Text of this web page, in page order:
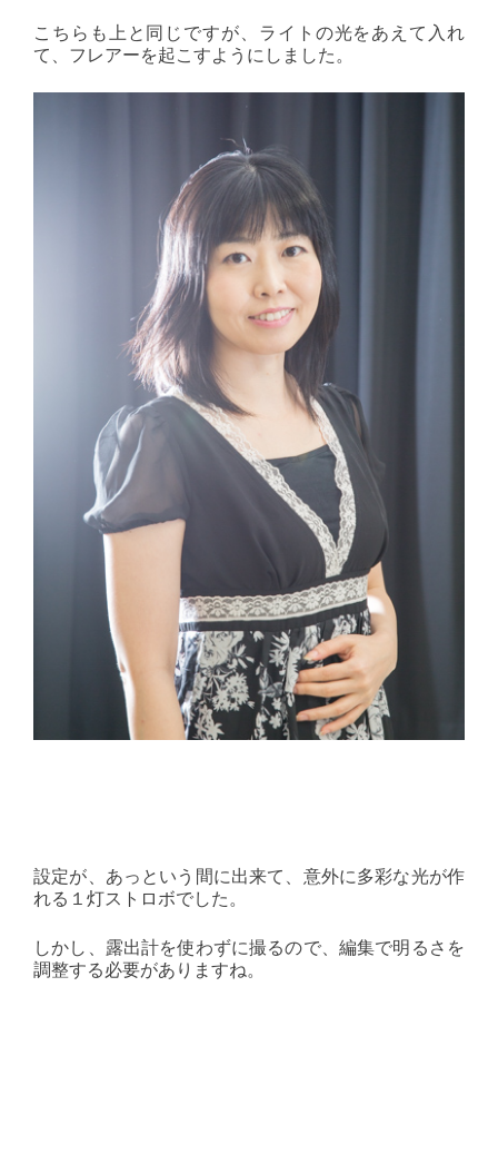
こちらも上と同じですが、ライトの光をあえて入れ
て、フレアーを起こすようにしました。
設定が、あっという間に出来て、意外に多彩な光が作
れる１灯ストロボでした。
しかし、露出計を使わずに撮るので、編集で明るさを
調整する必要がありますね。